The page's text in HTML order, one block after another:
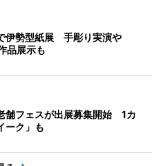
伊勢型紙展 手彫り実演や
品展示も
舗フェスが出展募集開始 1カ
ーク」も